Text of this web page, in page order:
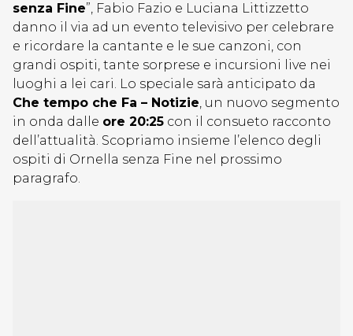
senza Fine”, Fabio Fazio e Luciana Littizzetto
danno il via ad un evento televisivo per celebrare
e ricordare la cantante e le sue canzoni, con
grandi ospiti, tante sorprese e incursioni live nei
luoghi a lei cari. Lo speciale sarà anticipato da
Che tempo che Fa – Notizie, un nuovo segmento
in onda dalle ore 20:25 con il consueto racconto
dell’attualità. Scopriamo insieme l’elenco degli
ospiti di Ornella senza Fine nel prossimo
paragrafo.